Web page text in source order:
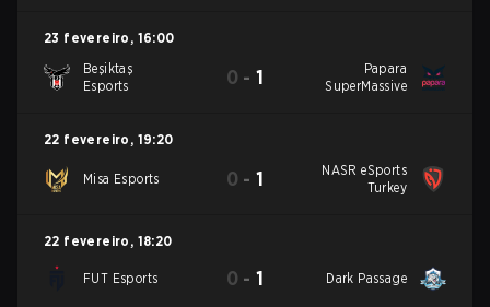
23 fevereiro , 16:00
Beşiktaş
Esports
0 -1
Papara
SuperMassive
22 fevereiro , 19:20
Misa Esports 0 -1
NASR eSports
Turkey
22 fevereiro , 18:20
FUT Esports 0 -1 Dark Passage